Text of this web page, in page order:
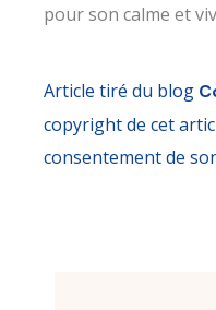
pour son calme et
Article tiré du blog
copyright de cet
consentement de